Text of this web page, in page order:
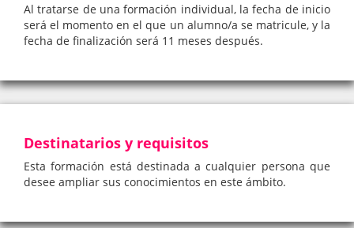
Al tratarse de una formación individual, la fecha de inicio
será el momento en el que un alumno/a se matricule, y la
fecha de finalización será 11 meses después.
Destinatarios y requisitos
Esta formación está destinada a cualquier persona que
desee ampliar sus conocimientos en este ámbito.